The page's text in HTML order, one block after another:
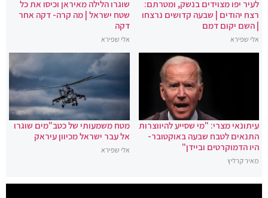
לעיר יפו מצוידים בנשק, ומטרתם:
רצח יהודים | שבעה קדושים נרצחו
| השם יקום דמם
אלי שפירא
שוגרו הלילה מאיראן וכיסו את כל
שטח ישראל | מה קרה- דקה אחר
דקה
אלי שפירא
עיתונאי מצרי: "מי שסייע להיווצרות
התנאים לטבח שבעה באוקטובר-
היו הדמוקרטים וביידן"
מאיר קרליץ
מטח משמעותי של כטב"מים שוגרו
אל עבר ישראל מכיוון עיראק
אלי שפירא